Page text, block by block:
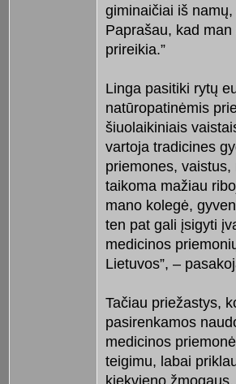
giminaičiai iš
Paprašau, kad
prireikia.”
Linga pasitiki rytų
natūropatinėmis
šiuolaikiniais
vartoja tradicines
priemones, vaistus,
taikoma mažiau
mano kolegė,
ten pat gali įsigyti
medicinos
Lietuvos”, –
Tačiau priežastys,
pasirenkamos
medicinos
teigimu, labai
kiekvieno žmogaus.